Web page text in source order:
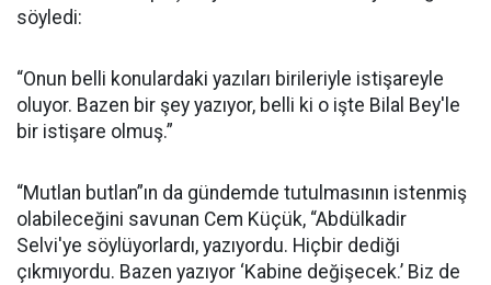
söyledi:
“Onun belli konulardaki yazıları birileriyle istişareyle
oluyor. Bazen bir şey yazıyor, belli ki o işte Bilal Bey'le
bir istişare olmuş.”
“Mutlan butlan”ın da gündemde tutulmasının istenmiş
olabileceğini savunan Cem Küçük, “Abdülkadir
Selvi'ye söylüyorlardı, yazıyordu. Hiçbir dediği
çıkmıyordu. Bazen yazıyor ‘Kabine değişecek.’ Biz de